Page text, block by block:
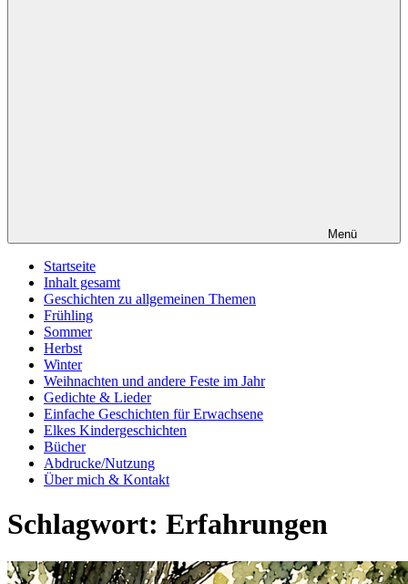
Menü
Startseite
Inhalt gesamt
Geschichten zu allgemeinen Themen
Frühling
Sommer
Herbst
Winter
Weihnachten und andere Feste im Jahr
Gedichte & Lieder
Einfache Geschichten für Erwachsene
Elkes Kindergeschichten
Bücher
Abdrucke/Nutzung
Über mich & Kontakt
Schlagwort: Erfahrungen